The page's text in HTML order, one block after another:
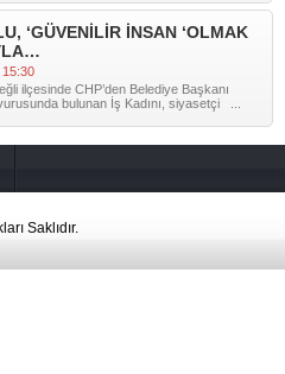
‘GÜVENİLİR İNSAN ‘OLMAK
15:30
ilçesinde CHP’den Belediye Başkanı
bulunan İş Kadını, siyasetçi ...
Saklıdır.